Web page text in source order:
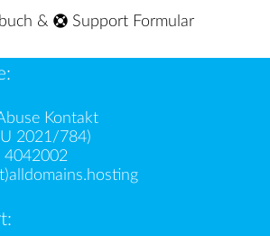
& Support Formular
Kontakt
2021/784)
4042002